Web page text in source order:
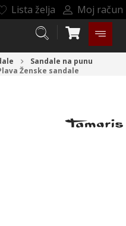
Lista želja Moj račun
Sandale na punu
Ženske sandale